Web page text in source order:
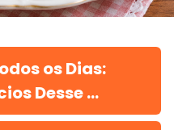
os Dias:
Desse ...